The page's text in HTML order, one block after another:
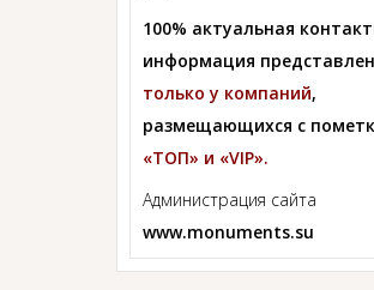
100% актуальная
информация
только у компаний,
размещающихся с
«ТОП» и «VIP».
Администрация сайта
www.monuments.su